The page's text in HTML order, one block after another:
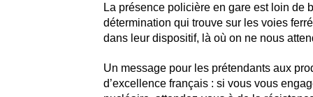
La présence policière en gare est loin de
détermination qui trouve sur les voies
dans leur dispositif, là où on ne nous
Un message pour les prétendants aux
d’excellence français : si vous vous